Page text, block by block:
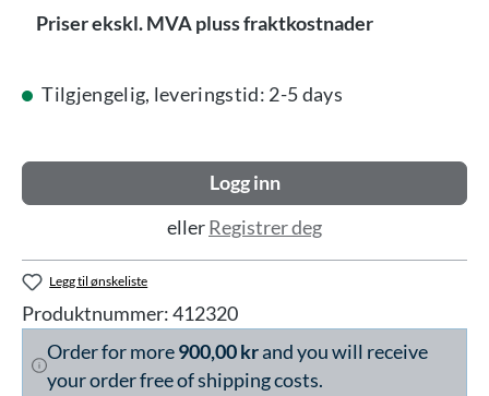
Priser ekskl. MVA pluss fraktkostnader
Tilgjengelig, leveringstid: 2-5 days
Logg inn
ellerRegistrer deg
Legg til ønskeliste
Produktnummer:412320
Order for more900,00 krand you will receive
your order free of shipping costs.